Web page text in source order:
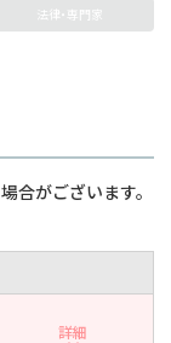
法律・専門家
合がございます。
詳細